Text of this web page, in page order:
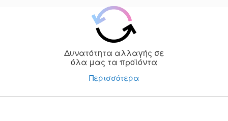
Δυνατότητα αλλαγής σε
όλα μας τα προϊόντα
Περισσότερα